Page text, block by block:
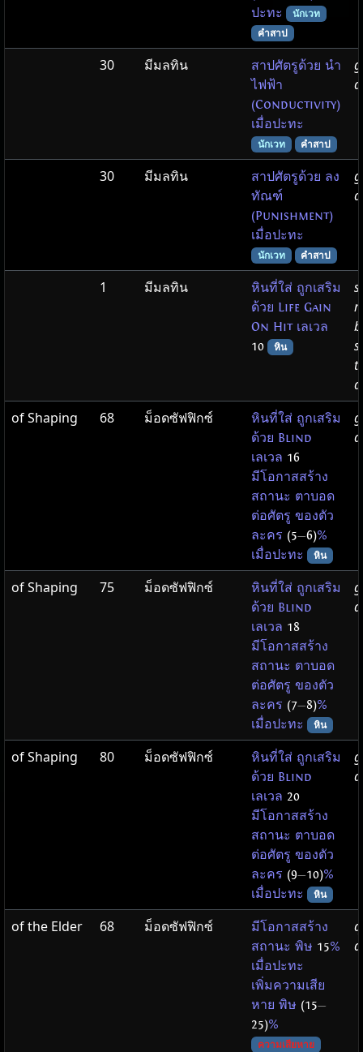
ปะทะ
นักเวท
คำสาป
30 มีมลทิน
สาปศัตรูด้วย นำ
ไฟฟ้า
(Conductivity)
เมื่อปะทะ
นักเวท คำสาป
30 มีมลทิน
สาปศัตรูด้วย ลง
ทัณฑ์
(Punishment)
เมื่อปะทะ
นักเวท คำสาป
1 มีมลทิน
หินที่ใส่ ถูกเสริม
ด้วย Life Gain
On Hit เลเวล
10
หิน
of Shaping
68 ม็อดซัฟฟิกซ์
หินที่ใส่ ถูกเสริม
ด้วย Blind
เลเวล 16
มีโอกาสสร้าง
สถานะ ตาบอด
ต่อศัตรู ของตัว
ละคร (5—6)%
เมื่อปะทะ
หิน
of Shaping 75 ม็อดซัฟฟิกซ์
หินที่ใส่ ถูกเสริม
ด้วย Blind
เลเวล 18
มีโอกาสสร้าง
สถานะ ตาบอด
ต่อศัตรู ของตัว
ละคร (7—8)%
เมื่อปะทะ
หิน
of Shaping 80 ม็อดซัฟฟิกซ์
หินที่ใส่ ถูกเสริม
ด้วย Blind
เลเวล 20
มีโอกาสสร้าง
สถานะ ตาบอด
ต่อศัตรู ของตัว
ละคร (9—10)%
เมื่อปะทะ
หิน
of the Elder 68 ม็อดซัฟฟิกซ์
มีโอกาสสร้าง
สถานะ พิษ 15%
เมื่อปะทะ
เพิ่มความเสีย
หาย พิษ (15—
25)%
ความเสียหาย